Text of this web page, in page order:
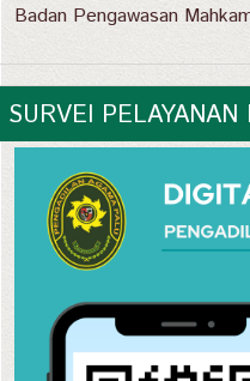
Badan Pengawasan
SURVEI